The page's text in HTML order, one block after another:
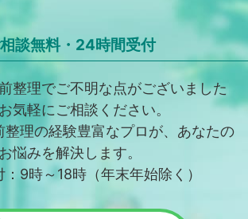
を受ける者又は提供を受ける者の組織の種
の範囲内においての外部委託先
電磁的な方法等
に関する権利
個人情報について、利用目的の通知、開
、追加又は削除、利用の停止、消去、第三
談無料・24時間受付
整理でご不明な点がございました
気軽にご相談ください。
整理の経験豊富なプロが、あなたの
お悩みを解決します。
9時～18時（年末年始除く）